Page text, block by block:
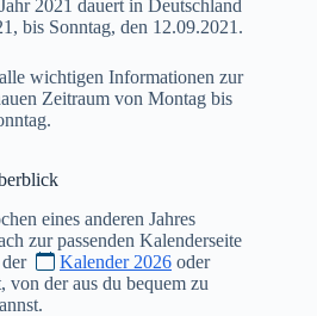
2021 dauert in Deutschland
bis Sonntag, den 12.09.2021.
wichtigen Informationen zur
Zeitraum von Montag bis
eines anderen Jahres
zur passenden Kalenderseite
Kalender 2026 oder
von der aus du bequem zu